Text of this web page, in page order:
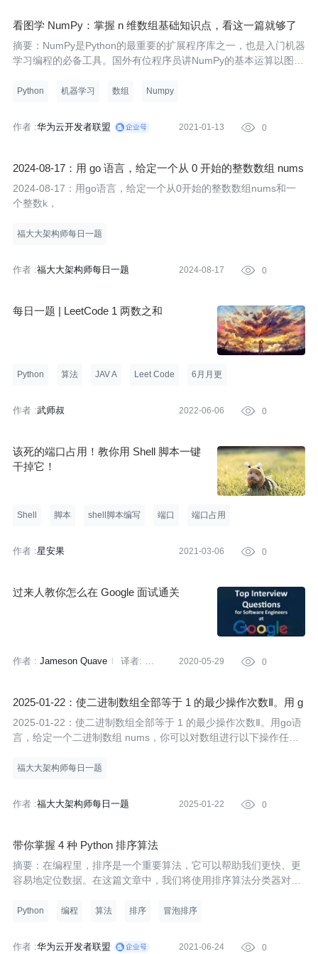
看图学 NumPy：掌握 n 维数组基础知识点，看这一篇就够了
摘要：NumPy是Python的最重要的扩展程序库之一，也是入门机器
学习编程的必备工具。国外有位程序员讲NumPy的基本运算以图解
Python 机器学习 数组 Numpy
作者 :华为云开发者联盟 2021-01-13  0
2024-08-17：用 go 语言，给定一个从 0 开始的整数数组 nums
和一个整数 k， 每次操作可以删除数组中的最小元素。 你的目
标是通过这些操作，使得数组中的所有元素都大于或等于 k。
2024-08-17：用go语言，给定一个从0开始的整数数组nums和一
个整数k，
福大大架构师每日一题
作者 :福大大架构师每日一题 2024-08-17  0
每日一题 | LeetCode 1 两数之和
Python 算法 JAV A Leet Code 6月月更
作者 :武师叔 2022-06-06  0
该死的端口占用！教你用 Shell 脚本一键
干掉它！
Shell 脚本 shell脚本编写 端口 端口占用
作者 :星安果 2021-03-06  0
过来人教你怎么在 Google 面试通关
作者 : Jameson Quave
译者:
2020-05-29  0
2025-01-22：使二进制数组全部等于 1 的最少操作次数Ⅱ。用 g
o 语言，给定一个二进制数组 nums，你可以对数组进行以下
操作任意次（包括 0 次）： 选择任何一个下标 i，并将从该下
2025-01-22：使二进制数组全部等于 1 的最少操作次数Ⅱ。用go语
言，给定一个二进制数组 nums，你可以对数组进行以下操作任意
福大大架构师每日一题
作者 :福大大架构师每日一题 2025-01-22  0
带你掌握 4 种 Python 排序算法
​​​​​​摘要：在编程里，排序是一个重要算法，它可以帮助我们更快、更
容易地定位数据。在这篇文章中，我们将使用排序算法分类器对我
Python 编程 算法 排序 冒泡排序
作者 :华为云开发者联盟 2021-06-24  0